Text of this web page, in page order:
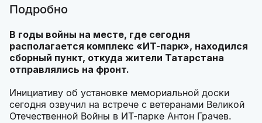
Подробно
В годы войны на месте, где сегодня
располагается комплекс «ИТ-парк», находился
сборный пункт, откуда жители Татарстана
отправлялись на фронт.
Инициативу об установке мемориальной доски
сегодня озвучил на встрече с ветеранами Великой
Отечественной Войны в ИТ-парке Антон Грачев.